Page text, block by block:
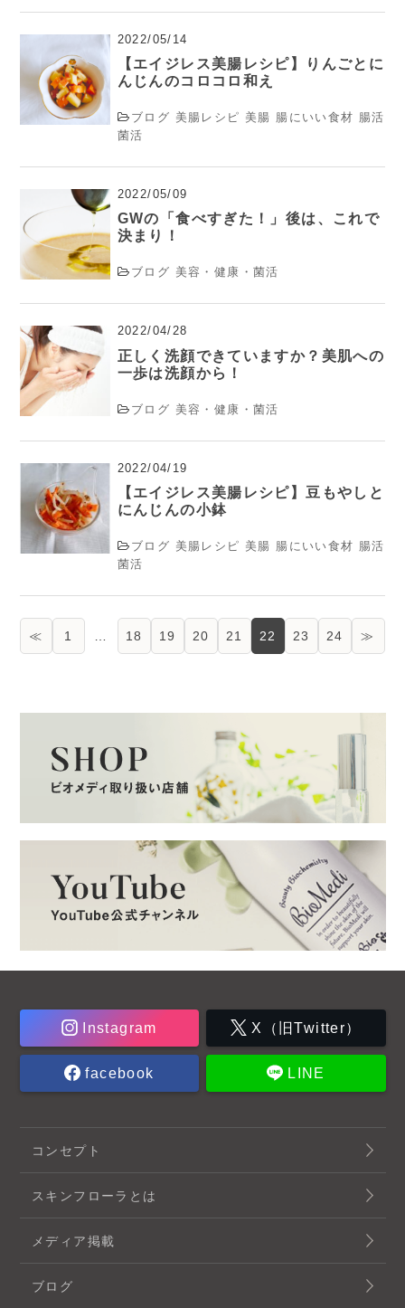
2022/05/14
【エイジレス美腸レシピ】りんごとに
んじんのコロコロ和え
ブログ 美腸レシピ 美腸 腸にいい食材 腸活
菌活
2022/05/09
GWの「食べすぎた！」後は、これで
決まり！
ブログ 美容・健康・菌活
2022/04/28
正しく洗顔できていますか？美肌への
一歩は洗顔から！
ブログ 美容・健康・菌活
2022/04/19
【エイジレス美腸レシピ】豆もやしと
にんじんの小鉢
ブログ 美腸レシピ 美腸 腸にいい食材 腸活
菌活
≪ 1 18 19 20 21 22 23 24 ≫
Instagram X（旧Twitter）
facebook LINE
コンセプト
スキンフローラとは
メディア掲載
ブログ